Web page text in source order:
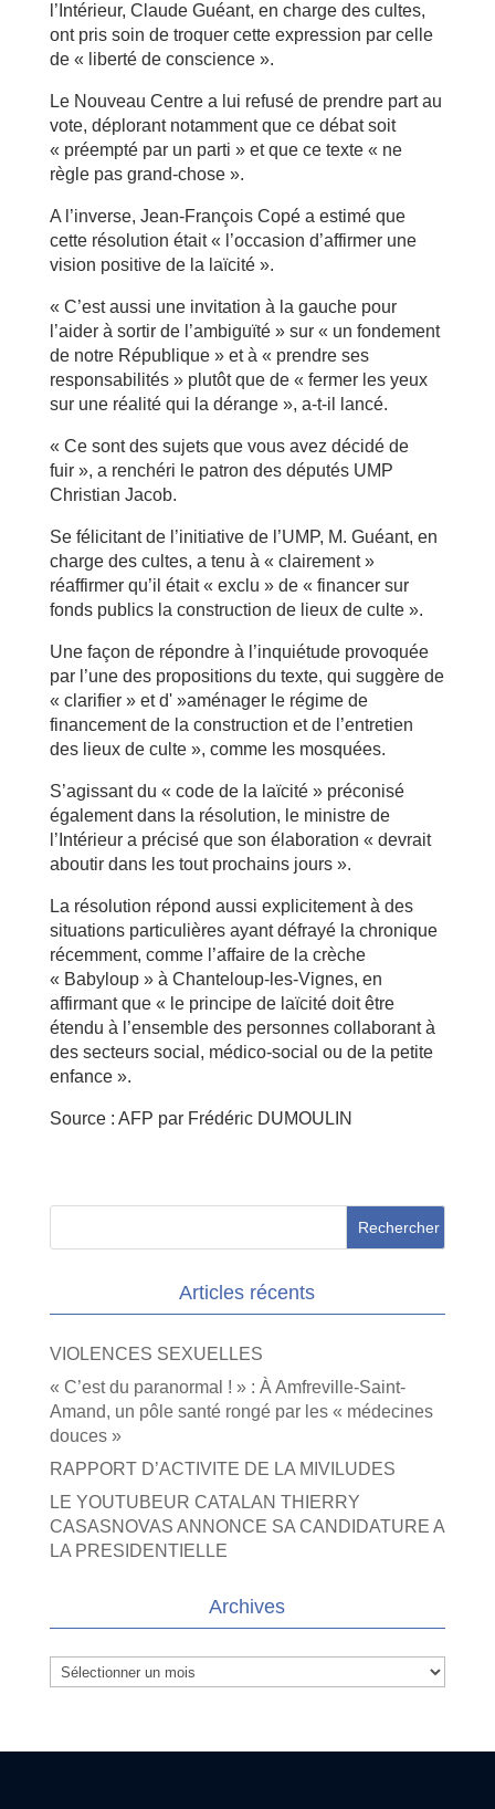
l’Intérieur, Claude Guéant, en charge des cultes,
ont pris soin de troquer cette expression par celle
de « liberté de conscience ».
Le Nouveau Centre a lui refusé de prendre part au
vote, déplorant notamment que ce débat soit
« préempté par un parti » et que ce texte « ne
règle pas grand-chose ».
A l’inverse, Jean-François Copé a estimé que
cette résolution était « l’occasion d’affirmer une
vision positive de la laïcité ».
« C’est aussi une invitation à la gauche pour
l’aider à sortir de l’ambiguïté » sur « un fondement
de notre République » et à « prendre ses
responsabilités » plutôt que de « fermer les yeux
sur une réalité qui la dérange », a-t-il lancé.
« Ce sont des sujets que vous avez décidé de
fuir », a renchéri le patron des députés UMP
Christian Jacob.
Se félicitant de l’initiative de l’UMP, M. Guéant, en
charge des cultes, a tenu à « clairement »
réaffirmer qu’il était « exclu » de « financer sur
fonds publics la construction de lieux de culte ».
Une façon de répondre à l’inquiétude provoquée
par l’une des propositions du texte, qui suggère de
« clarifier » et d' »aménager le régime de
financement de la construction et de l’entretien
des lieux de culte », comme les mosquées.
S’agissant du « code de la laïcité » préconisé
également dans la résolution, le ministre de
l’Intérieur a précisé que son élaboration « devrait
aboutir dans les tout prochains jours ».
La résolution répond aussi explicitement à des
situations particulières ayant défrayé la chronique
récemment, comme l’affaire de la crèche
« Babyloup » à Chanteloup-les-Vignes, en
affirmant que « le principe de laïcité doit être
étendu à l’ensemble des personnes collaborant à
des secteurs social, médico-social ou de la petite
enfance ».
Source : AFP par Frédéric DUMOULIN
Articles récents
VIOLENCES SEXUELLES
« C’est du paranormal ! » : À Amfreville-Saint-
Amand, un pôle santé rongé par les « médecines
douces »
RAPPORT D’ACTIVITE DE LA MIVILUDES
LE YOUTUBEUR CATALAN THIERRY
CASASNOVAS ANNONCE SA CANDIDATURE A
LA PRESIDENTIELLE
Archives
Archives